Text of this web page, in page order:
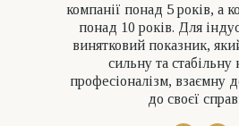
компанії понад 5 років, а
понад 10 років. Для
винятковий показник,
сильну та стабільну
професіоналізм, взаємну
до своєї